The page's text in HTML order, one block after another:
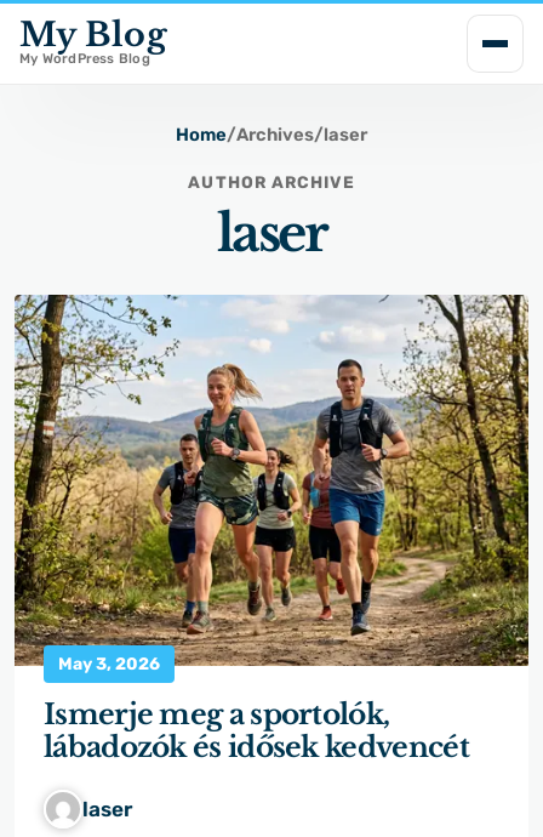
i
p
e
n
t
My Blog
My WordPress Blog
Home/Archives/laser
AUTHOR ARCHIVE
laser
May 3, 2026
Ismerje meg a sportolók,
lábadozók és idősek kedvencét
laser